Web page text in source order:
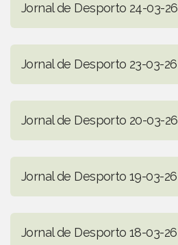
Jornal de Desporto 24-03-26
Jornal de Desporto 23-03-26
Jornal de Desporto 20-03-26
Jornal de Desporto 19-03-26
Jornal de Desporto 18-03-26